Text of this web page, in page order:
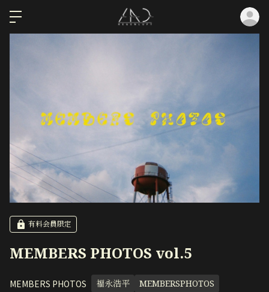
有料会員限定
MEMBERS PHOTOS vol.5
MEMBERS PHOTOS 福永浩平
MEMBERSPHOTOS